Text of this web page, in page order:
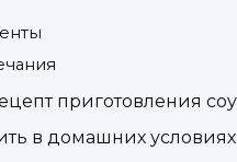
приготовления
в домашних условиях